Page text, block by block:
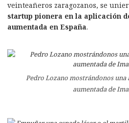
veinteañeros zaragozanos, se
startup pionera en la aplicación
aumentada en España.
Pedro Lozano mostrándonos una
aumentada de